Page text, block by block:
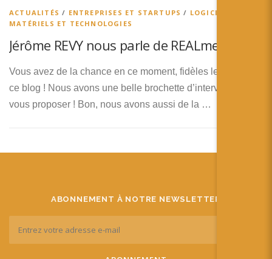
ACTUALITÉS / ENTREPRISES ET STARTUPS / LOGICIELS,
MATÉRIELS ET TECHNOLOGIES
Jérôme REVY nous parle de REALme
Vous avez de la chance en ce moment, fidèles lecteurs de
ce blog ! Nous avons une belle brochette d’interviews à
vous proposer ! Bon, nous avons aussi de la …
ABONNEMENT À NOTRE NEWSLETTER